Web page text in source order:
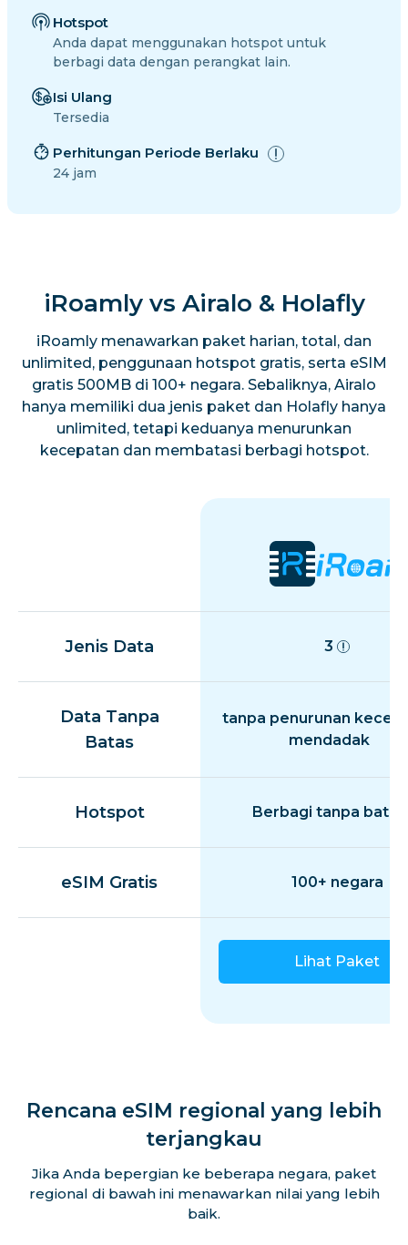
Hotspot
Anda dapat menggunakan hotspot untuk
berbagi data dengan perangkat lain.
Isi Ulang
Tersedia
Perhitungan Periode Berlaku
24 jam
iRoamly vs Airalo & Holafly
iRoamly menawarkan paket harian, total, dan
unlimited, penggunaan hotspot gratis, serta eSIM
gratis 500MB di 100+ negara. Sebaliknya, Airalo
hanya memiliki dua jenis paket dan Holafly hanya
unlimited, tetapi keduanya menurunkan
kecepatan dan membatasi berbagi hotspot.
Jenis Data 3
Data Tanpa
Batas
tanpa penurunan
mendadak
Hotspot Berbagi tanpa batas
eSIM Gratis 100+ negara
Lihat Paket
Rencana eSIM regional yang lebih
terjangkau
Jika Anda bepergian ke beberapa negara, paket
regional di bawah ini menawarkan nilai yang lebih
baik.